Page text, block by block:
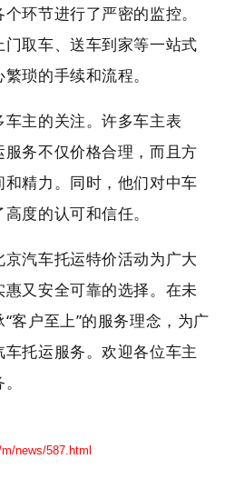
环节进行了严密的监控。
取车、送车到家等一站式
琐的手续和流程。
主的关注。许多车主表
务不仅价格合理，而且方
精力。同时，他们对中车
度的认可和信任。
汽车托运特价活动为广大
又安全可靠的选择。在未
客户至上”的服务理念，为广
托运服务。欢迎各位车主
news/587.html